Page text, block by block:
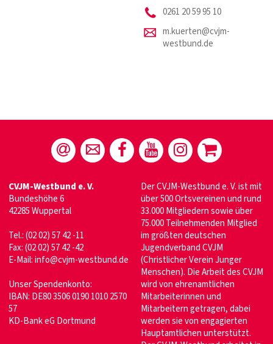
0261 20 59 95 10
m.kuerten@cvjm-
westbund.de
CVJM-Westbund e. V.
Bundeshöhe 6
42285 Wuppertal
Tel.: (02 02) 57 42 -11
Fax: (02 02) 57 42 -42
E-Mail:info@cvjm-westbund.de
Unser Spendenkonto:
IBAN: DE80 3506 0190 1010 2570
57
KD-Bank eG Dortmund
Der CVJM-Westbund e. V. ist mit
über 500 Ortsvereinen und rund
33.000 Mitgliedern sowie über
75.000 Teilnehmenden Mitglied
im größten deutschen
Jugendverband CVJM
(Christlicher Verein Junger
Menschen). Die Arbeit des CVJM
wird von ehrenamtlichen
Mitarbeiterinnen und
Mitarbeitern getragen, dabei
werden sie von engagierten
Hauptamtlichen unterstützt.